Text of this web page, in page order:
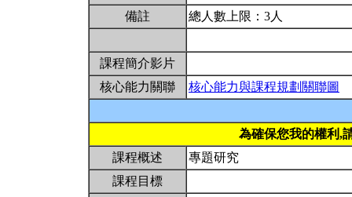
備註
總人數上限：3人
課程簡介影片
核心能力關聯
核心能力與課程規劃關聯圖
為確保您我的權利,
課程概述
專題研究
課程目標